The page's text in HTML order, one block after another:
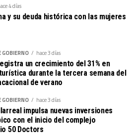
4 días
y su deuda histórica con las mujeres
GOBIERNO hace 3 días
un crecimiento del 31% en
durante la tercera semana del
de verano
GOBIERNO hace 3 días
impulsa nuevas inversiones
con el inicio del complejo
50 Doctors